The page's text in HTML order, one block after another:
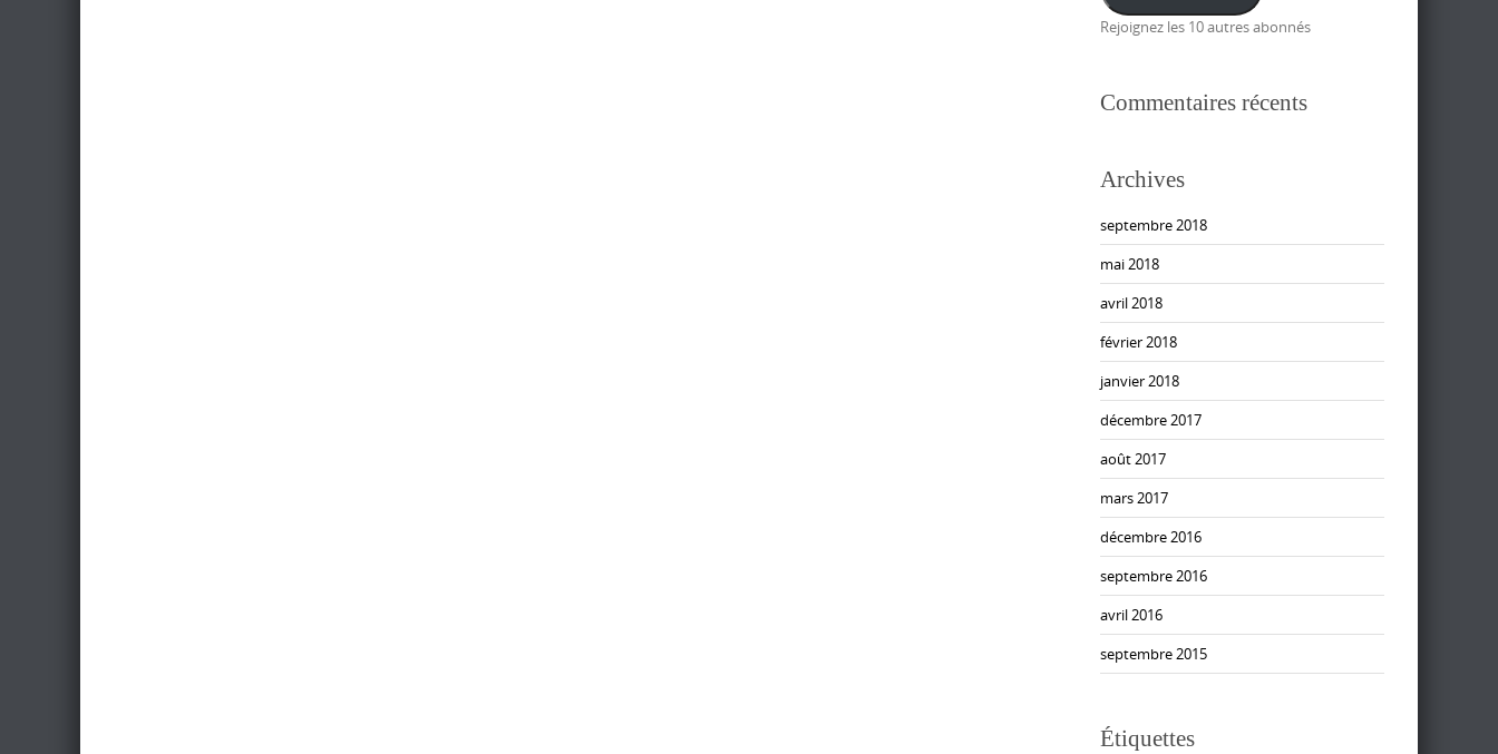
Rejoignez les 10 autres abonnés
Commentaires récents
Archives
septembre 2018
mai 2018
avril 2018
février 2018
janvier 2018
décembre 2017
août 2017
mars 2017
décembre 2016
septembre 2016
avril 2016
septembre 2015
Étiquettes